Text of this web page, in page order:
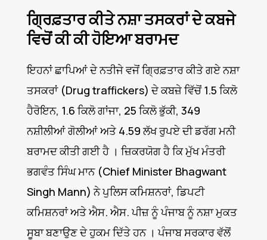
ਗ੍ਰਿਫ਼ਤਾਰ ਕੀਤੇ ਨਸ਼ਾ ਤਸਕਰਾਂ ਦੇ ਕਬਜੇ
ਵਿਚੋਂ ਕੀ ਕੀ ਹੋਇਆ ਬਰਾਮਦ
ਇਹਨਾਂ ਛਾਪਿਆਂ ਦੇ ਨਤੀਜੇ ਵਜੋਂ ਗ੍ਰਿਫ਼ਤਾਰ ਕੀਤੇ ਗਏ ਨਸ਼ਾ
ਤਸਕਰਾਂ (Drug traffickers) ਦੇ ਕਬਜ਼ੇ ਵਿੱਚੋਂ 1.5 ਕਿਲੋ
ਹੈਰੋਇਨ, 1.6 ਕਿਲੋ ਗਾਂਜਾ, 25 ਕਿਲੋ ਭੁੱਕੀ, 349
ਨਸ਼ੀਲੀਆਂ ਗੋਲੀਆਂ ਅਤੇ 4.59 ਲੱਖ ਰੁਪਏ ਦੀ ਡਰੱਗ ਮਨੀ
ਬਰਾਮਦ ਕੀਤੀ ਗਈ ਹੈ । ਜ਼ਿਕਰਯੋਗ ਹੈ ਕਿ ਮੁੱਖ ਮੰਤਰੀ
ਭਗਵੰਤ ਸਿੰਘ ਮਾਨ (Chief Minister Bhagwant
Singh Mann) ਨੇ ਪੁਲਿਸ ਕਮਿਸ਼ਨਰਾਂ, ਡਿਪਟੀ
ਕਮਿਸ਼ਨਰਾਂ ਅਤੇ ਐਸ. ਐਸ. ਪੀਜ਼ ਨੂੰ ਪੰਜਾਬ ਨੂੰ ਨਸ਼ਾ ਮੁਕਤ
ਸੂਬਾ ਬਣਾਉਣ ਦੇ ਹੁਕਮ ਦਿੱਤੇ ਹਨ । ਪੰਜਾਬ ਸਰਕਾਰ ਵੱਲੋਂ